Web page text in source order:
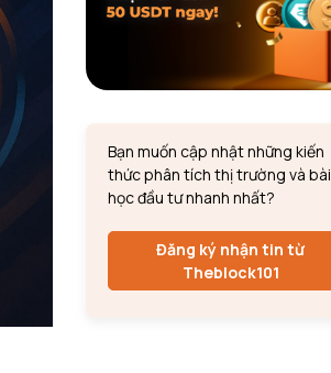
Bạn muốn cập nhật những kiến
thức phân tích thị trường và bài
học đầu tư nhanh nhất?
Đăng ký nhận tin từ
Theblock101